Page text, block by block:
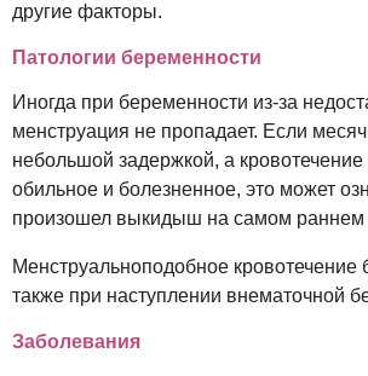
другие факторы.
Патологии беременности
Иногда при беременности из-за
менструация не пропадает. Если
небольшой задержкой, а кровотечение
обильное и болезненное, это может
произошел выкидыш на самом раннем
Менструальноподобное
также при наступлении внематочной
Заболевания